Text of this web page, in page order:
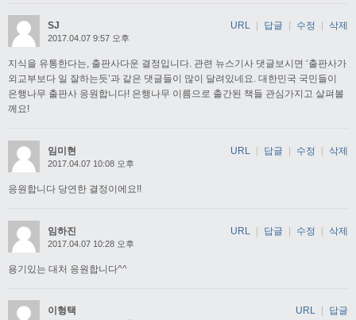
SJ
2017.04.07 9:57 오후
지식을 유통한다는, 출판사다운 결정입니다. 관련 뉴스기사 댓글보시면 ‘출판사가
외교부보다 일 잘하는듯’과 같은 댓글들이 많이 달려있네요. 대한민국 국민들이
은행나무 출판사 응원합니다! 은행나무 이름으로 출간된 책들 관심가지고 살펴볼
께요!
URL 답글 수정 삭제
임미현
2017.04.07 10:08 오후
응원합니다 당연한 결정이에요!!
URL | 답글 | 수정 | 삭제
임하진
2017.04.07 10:28 오후
용기있는 대처 응원합니다^^
URL | 답글 | 수정 | 삭제
이형택 URL 답글